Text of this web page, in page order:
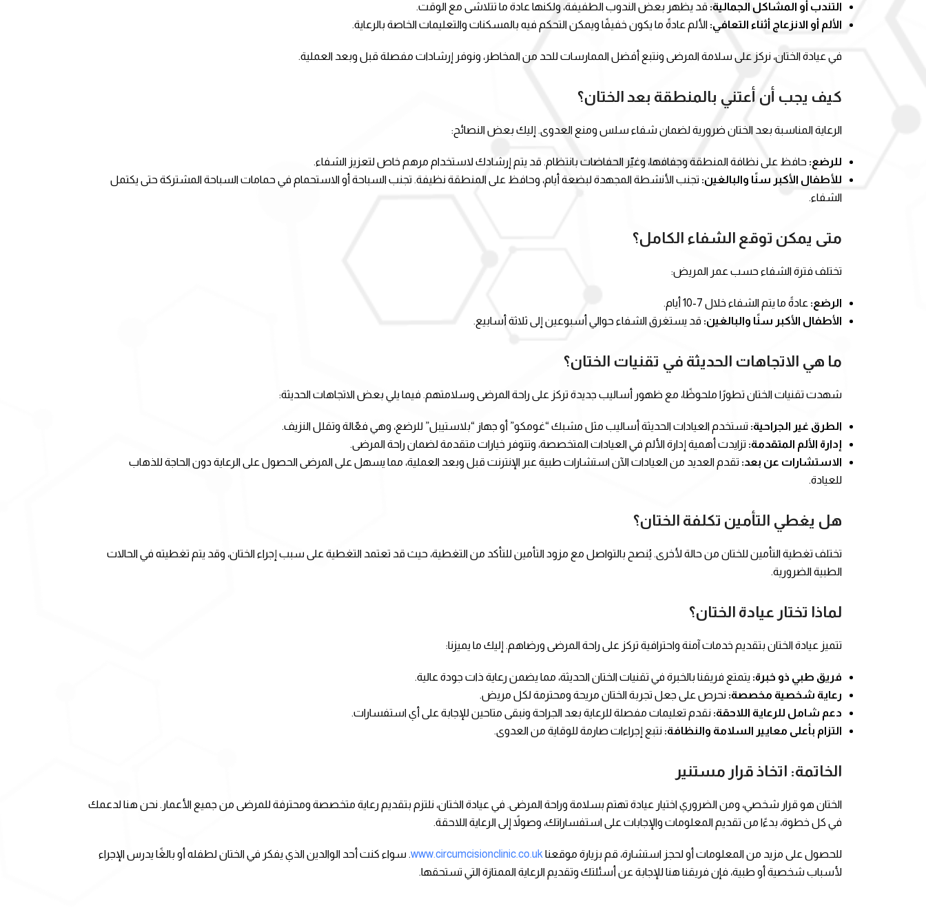
التندب أو المشاكل الجمالية: قد يظهر بعض الندوب الطفيفة، ولكنها عادة ما تتلاشى مع الوقت.
الألم أو الانزعاج أثناء التعافي: الألم عادةً ما يكون خفيفًا ويمكن التحكم فيه بالمسكنات والتعليمات الخاصة بالرعاية.
في عيادة الختان، نركز على سلامة المرضى ونتبع أفضل الممارسات للحد من المخاطر، ونوفر إرشادات مفصلة قبل وبعد العملية.
كيف يجب أن أعتني بالمنطقة بعد الختان؟
الرعاية المناسبة بعد الختان ضرورية لضمان شفاء سلس ومنع العدوى. إليك بعض النصائح:
للرضع: حافظ على نظافة المنطقة وجفافها، وغيّر الحفاضات بانتظام. قد يتم إرشادك لاستخدام مرهم خاص لتعزيز الشفاء.
للأطفال الأكبر سنًا والبالغين: تجنب الأنشطة المجهدة لبضعة أيام، وحافظ على المنطقة نظيفة. تجنب السباحة أو الاستحمام في حمامات السباحة المشتركة حتى يكتمل
الشفاء.
متى يمكن توقع الشفاء الكامل؟
تختلف فترة الشفاء حسب عمر المريض:
الرضع: عادةً ما يتم الشفاء خلال 7-10 أيام.
الأطفال الأكبر سنًا والبالغين: قد يستغرق الشفاء حوالي أسبوعين إلى ثلاثة أسابيع.
ما هي الاتجاهات الحديثة في تقنيات الختان؟
شهدت تقنيات الختان تطورًا ملحوظًا، مع ظهور أساليب جديدة تركز على راحة المرضى وسلامتهم. فيما يلي بعض الاتجاهات الحديثة:
الطرق غير الجراحية: تستخدم العيادات الحديثة أساليب مثل مشبك “غومكو” أو جهاز “بلاستيبل” للرضع، وهي فعّالة وتقلل النزيف.
إدارة الألم المتقدمة: تزايدت أهمية إدارة الألم في العيادات المتخصصة، وتتوفر خيارات متقدمة لضمان راحة المرضى.
الاستشارات عن بعد: تقدم العديد من العيادات الآن استشارات طبية عبر الإنترنت قبل وبعد العملية، مما يسهل على المرضى الحصول على الرعاية دون الحاجة للذهاب
للعيادة.
هل يغطي التأمين تكلفة الختان؟
تختلف تغطية التأمين للختان من حالة لأخرى. يُنصح بالتواصل مع مزود التأمين للتأكد من التغطية، حيث قد تعتمد التغطية على سبب إجراء الختان، وقد يتم تغطيته في الحالات
الطبية الضرورية.
لماذا تختار عيادة الختان؟
تتميز عيادة الختان بتقديم خدمات آمنة واحترافية تركز على راحة المرضى ورضاهم. إليك ما يميزنا:
فريق طبي ذو خبرة: يتمتع فريقنا بالخبرة في تقنيات الختان الحديثة، مما يضمن رعاية ذات جودة عالية.
رعاية شخصية مخصصة: نحرص على جعل تجربة الختان مريحة ومحترمة لكل مريض.
دعم شامل للرعاية اللاحقة: نقدم تعليمات مفصلة للرعاية بعد الجراحة ونبقى متاحين للإجابة على أي استفسارات.
التزام بأعلى معايير السلامة والنظافة: نتبع إجراءات صارمة للوقاية من العدوى.
الخاتمة: اتخاذ قرار مستنير
الختان هو قرار شخصي، ومن الضروري اختيار عيادة تهتم بسلامة وراحة المرضى. في عيادة الختان، نلتزم بتقديم رعاية متخصصة ومحترفة للمرضى من جميع الأعمار. نحن هنا لدعمك
في كل خطوة، بدءًا من تقديم المعلومات والإجابات على استفساراتك، وصولاً إلى الرعاية اللاحقة.
للحصول على مزيد من المعلومات أو لحجز استشارة، قم بزيارة موقعنا www.circumcisionclinic.co.uk. سواء كنت أحد الوالدين الذي يفكر في الختان لطفله أو بالغًا يدرس الإجراء
لأسباب شخصية أو طبية، فإن فريقنا هنا للإجابة عن أسئلتك وتقديم الرعاية الممتازة التي تستحقها.